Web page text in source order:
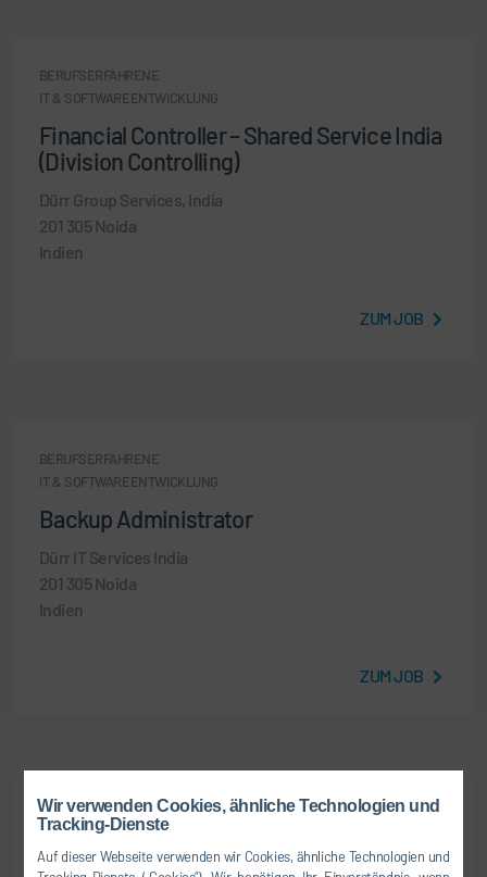
Wir verwenden Cookies, ähnliche Technologien und
Tracking-Dienste
Auf dieser Webseite verwenden wir Cookies, ähnliche Technologien und
BERUFSERFAHRENE
IT & SOFTWAREENTWICKLUNG
Financial Controller – Shared Service India
(Division Controlling)
Dürr Group Services, India
201 305 Noida
Indien
ZUM JOB
BERUFSERFAHRENE
IT & SOFTWAREENTWICKLUNG
Backup Administrator
Dürr IT Services India
201 305 Noida
Indien
ZUM JOB
BERUFSERFAHRENE
IT & SOFTWAREENTWICKLUNG